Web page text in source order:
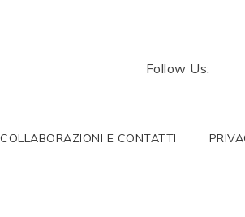
Follow Us:
COLLABORAZIONI E CONTATTI